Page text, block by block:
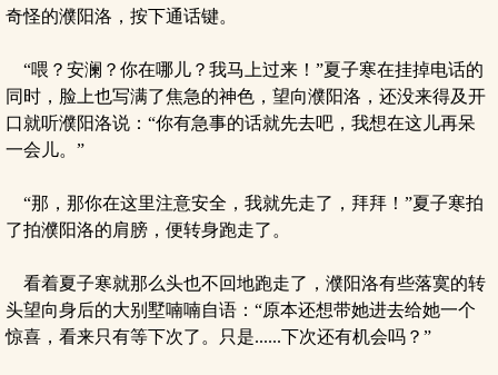
奇怪的濮阳洛，按下通话键。
“喂？安澜？你在哪儿？我马上过来！”夏子寒在挂掉电话的
同时，脸上也写满了焦急的神色，望向濮阳洛，还没来得及开
口就听濮阳洛说：“你有急事的话就先去吧，我想在这儿再呆
一会儿。”
“那，那你在这里注意安全，我就先走了，拜拜！”夏子寒拍
了拍濮阳洛的肩膀，便转身跑走了。
看着夏子寒就那么头也不回地跑走了，濮阳洛有些落寞的转
头望向身后的大别墅喃喃自语：“原本还想带她进去给她一个
惊喜，看来只有等下次了。只是......下次还有机会吗？”